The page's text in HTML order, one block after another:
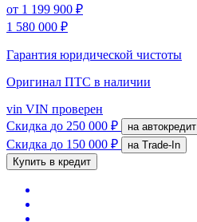
от 1 199 900 ₽
1 580 000 ₽
Гарантия юридической чистоты
Оригинал ПТС в наличии
vin VIN проверен
Скидка до 250 000 ₽ на автокредит
Скидка до 150 000 ₽
на Trade-In
Купить в кредит